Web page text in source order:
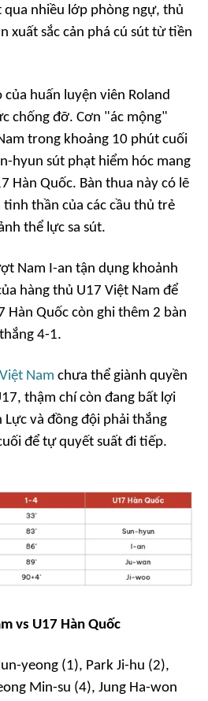
nhiều lớp phòng ngự, thủ
xuất sắc cản phá cú sút từ tiền
huấn luyện viên Roland
chống đỡ. Cơn "ác mộng"
trong khoảng 10 phút cuối
hyun sút phạt hiểm hóc mang
Hàn Quốc. Bàn thua này có lẽ
thần của các cầu thủ trẻ
thể lực sa sút.
Nam I-an tận dụng khoảnh
hàng thủ U17 Việt Nam để
Hàn Quốc còn ghi thêm 2 bàn
4-1.
Nam chưa thể giành quyền
thậm chí còn đang bất lợi
Lực và đồng đội phải thắng
để tự quyết suất đi tiếp.
vs U17 Hàn Quốc
yeong (1), Park Ji-hu (2),
Min-su (4), Jung Ha-won